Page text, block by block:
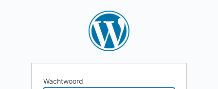
Wachtwoord